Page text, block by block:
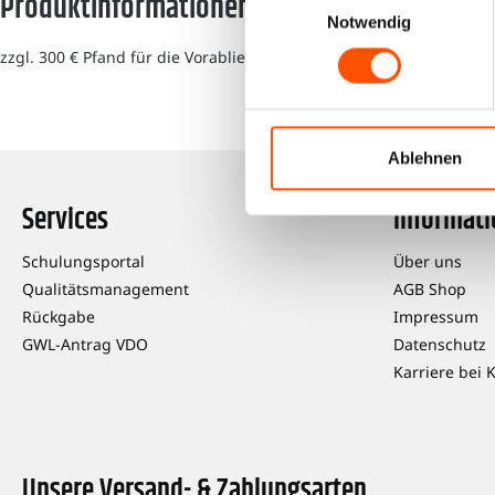
Notwendig
Ablehnen
zzgl. 300 € Pfand für die Vorablieferung.
Services
Schulungsportal
Qualitätsmanagement
Rückgabe
GWL-Antrag VDO
Über uns
AGB Shop
Impressum
Datenschutz
Karriere bei